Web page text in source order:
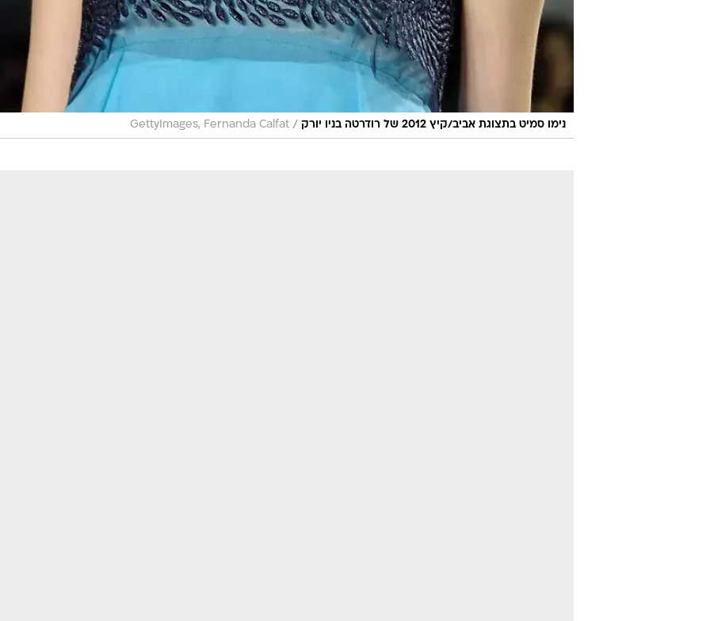
נימו סמיט בתצוגת אביב/קיץ 2012 של רודרטה בניו יורק /
GettyImages, Fernanda Calfat